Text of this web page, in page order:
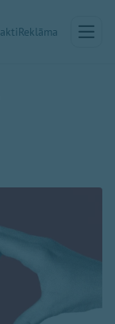
Reklāma